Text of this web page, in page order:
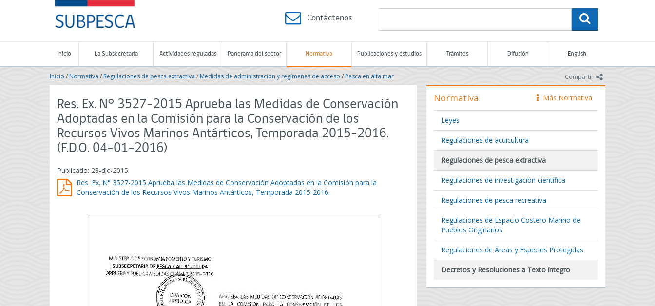
-
Subsecretaría
de
Pesca
Acuicultura
-
de
Chile
Contáctenos
Inicio La Subsecretaría Actividades reguladas Panorama del sector Normativa Publicaciones y estudios Trámites Difusión English
Compartir icono
Inicio /Normativa / Regulaciones de pesca extractiva /Medidas de administración y regímenes de acceso / Pesca en alta mar
Res. Ex. N° 3527-2015 Aprueba las Medidas de Conservación
Adoptadas en la Comisión para la Conservación de los
Recursos Vivos Marinos Antárticos, Temporada 2015-2016.
(F.D.O. 04-01-2016)
Publicado: 28-dic-2015
Res. Ex. N° 3527-2015 Aprueba las Medidas de Conservación Adoptadas en la Comisión para la
Conservación de los Recursos Vivos Marinos Antárticos, Temporada 2015-2016.
icono
Más Normativa
Normativa
Leyes
Regulaciones de acuicultura
Regulaciones de pesca extractiva
Regulaciones de investigación científica
Regulaciones de pesca recreativa
Regulaciones de Espacio Costero Marino de
Pueblos Originarios
Regulaciones de Áreas y Especies Protegidas
Decretos y Resoluciones a Texto íntegro